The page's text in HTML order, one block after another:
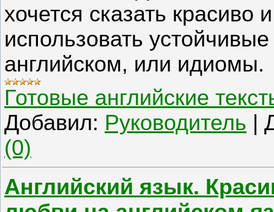
хочется сказать красиво
использовать
английском, или идиомы.
Готовые английские
Добавил: Руководитель |
(0)
Английский язык.